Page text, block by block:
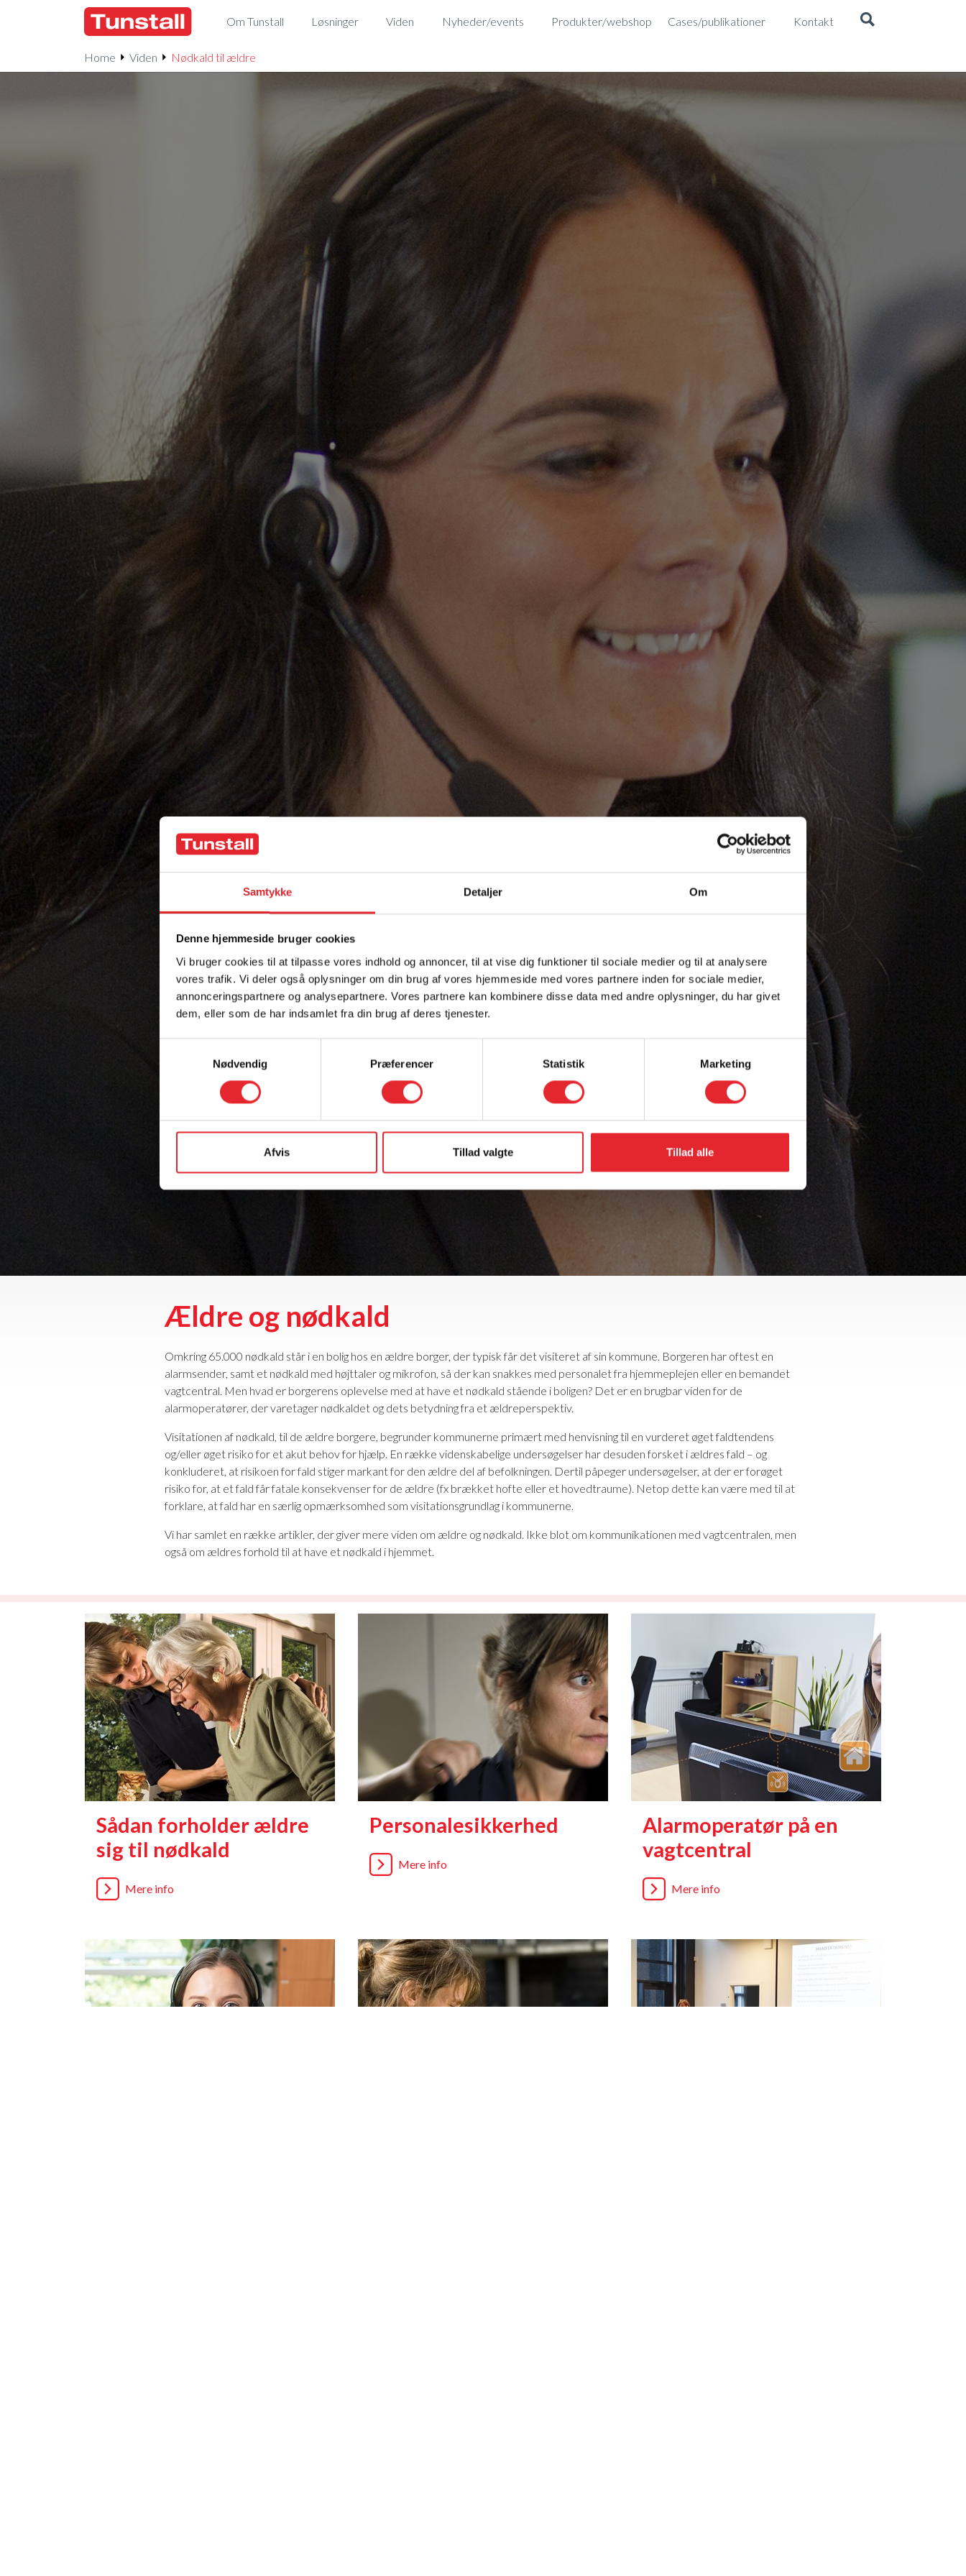
Samtykke Detaljer Om
Denne hjemmeside bruger cookies
Vi bruger cookies til at tilpasse vores indhold og annoncer, til at vise dig funktioner til sociale medier og til at analysere
vores trafik. Vi deler også oplysninger om din brug af vores hjemmeside med vores partnere inden for sociale medier,
annonceringspartnere og analysepartnere. Vores partnere kan kombinere disse data med andre oplysninger, du har givet
dem, eller som de har indsamlet fra din brug af deres tjenester.
Nødvendig
Præferencer Statistik Marketing
Afvis Tillad valgte Tillad alle
Home Viden Nødkald til ældre
Om Tunstall Løsninger Viden Nyheder/events Produkter/webshop Cases/publikationer Kontakt
Ældre og nødkald
Omkring 65.000 nødkald står i en bolig hos en ældre borger, der typisk får det visiteret af sin kommune. Borgeren har oftest en
alarmsender, samt et nødkald med højttaler og mikrofon, så der kan snakkes med personalet fra hjemmeplejen eller en bemandet
vagtcentral. Men hvad er borgerens oplevelse med at have et nødkald stående i boligen? Det er en brugbar viden for de
alarmoperatører, der varetager nødkaldet og dets betydning fra et ældreperspektiv.
Visitationen af nødkald, til de ældre borgere, begrunder kommunerne primært med henvisning til en vurderet øget faldtendens
og/eller øget risiko for et akut behov for hjælp. En række videnskabelige undersøgelser har desuden forsket i ældres fald – og
konkluderet, at risikoen for fald stiger markant for den ældre del af befolkningen. Dertil påpeger undersøgelser, at der er forøget
risiko for, at et fald får fatale konsekvenser for de ældre (fx brækket hofte eller et hovedtraume). Netop dette kan være med til at
forklare, at fald har en særlig opmærksomhed som visitationsgrundlag i kommunerne.
Vi har samlet en række artikler, der giver mere viden om ældre og nødkald. Ikke blot om kommunikationen med vagtcentralen, men
også om ældres forhold til at have et nødkald i hjemmet.
Sådan forholder ældre
sig til nødkald
Mere info
Personalesikkerhed
Mere info
Alarmoperatør på en
vagtcentral
Mere info